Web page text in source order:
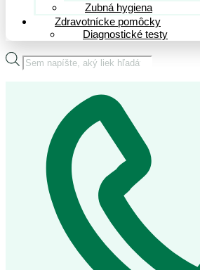
Zubná hygiena
Zdravotnícke pomôcky
Diagnostické testy
Products
search